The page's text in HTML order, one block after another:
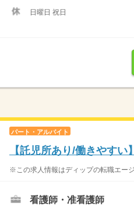
日曜日 祝日
パート・アルバイト
【託児所あり/働きやす
※この求人情報はディップの転職エー
看護師・准看護師